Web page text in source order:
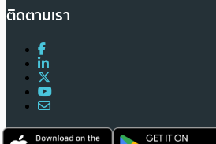
ติดตามเรา